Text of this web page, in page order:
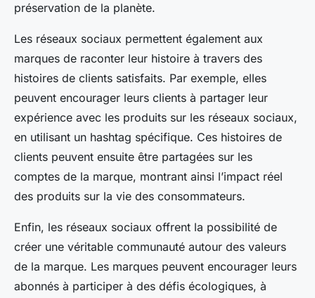
préservation de la planète.
Les réseaux sociaux permettent également aux
marques de raconter leur histoire à travers des
histoires de clients satisfaits. Par exemple, elles
peuvent encourager leurs clients à partager leur
expérience avec les produits sur les réseaux sociaux,
en utilisant un hashtag spécifique. Ces histoires de
clients peuvent ensuite être partagées sur les
comptes de la marque, montrant ainsi l’impact réel
des produits sur la vie des consommateurs.
Enfin, les réseaux sociaux offrent la possibilité de
créer une véritable communauté autour des valeurs
de la marque. Les marques peuvent encourager leurs
abonnés à participer à des défis écologiques, à